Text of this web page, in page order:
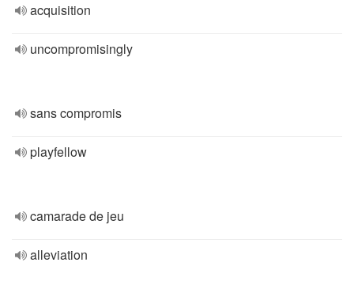
acquisition
uncompromisingly
sans compromis
playfellow
camarade de jeu
alleviation